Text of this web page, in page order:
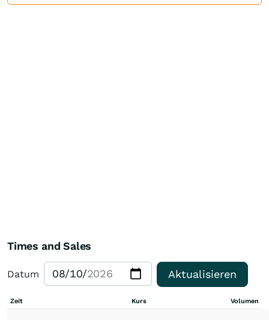
Times and Sales
Datum Aktualisieren
Zeit Kurs Volumen